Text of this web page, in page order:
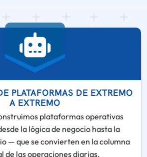
PLATAFORMAS DE EXTREMO
A EXTREMO
plataformas operativas
la lógica de negocio hasta la
— que se convierten en la columna
de las operaciones diarias.